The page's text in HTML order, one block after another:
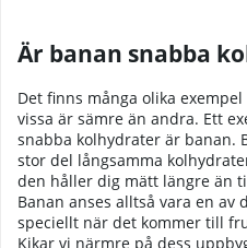
Är banan snabba
Det finns många olika
vissa är sämre än andra. Ett
snabba kolhydrater är banan.
stor del långsamma
den håller dig mätt längre än
Banan anses alltså vara en av
speciellt när det kommer till
Kikar vi närmre på dess